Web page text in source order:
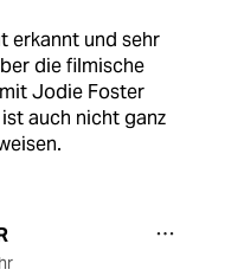
erkannt und sehr
die filmische
Jodie Foster
auch nicht ganz